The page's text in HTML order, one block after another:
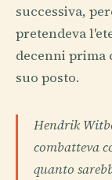
successiva,
pretendeva
decenni prima
suo posto.
Hendrik
combatteva
quanto